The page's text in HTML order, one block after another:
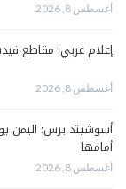
أغسطس 8, 2026
إعلام غربي: مقاطع
أغسطس 8, 2026
أسوشيتد برس: اليمن
أمامها
أغسطس 8, 2026